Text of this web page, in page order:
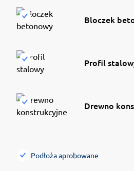
Bloczek
Profil
Drewno
Podłoża aprobowane